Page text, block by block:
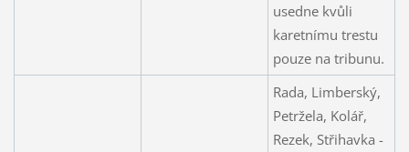
usedne kvůli
karetnímu trestu
pouze na tribunu.
Rada, Limberský,
Petržela, Kolář,
Rezek, Střihavka -